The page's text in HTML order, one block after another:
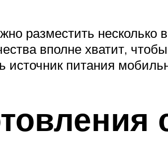
разместить несколько
вполне хватит,
питания